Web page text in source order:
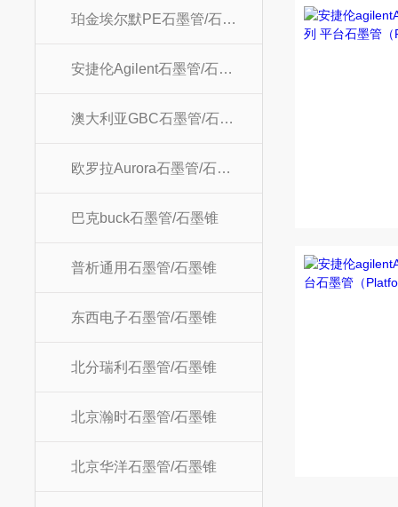
珀金埃尔默PE石墨管/石墨锥
安捷伦Agilent石墨管/石墨锥
澳大利亚GBC石墨管/石墨锥
欧罗拉Aurora石墨管/石墨锥
巴克buck石墨管/石墨锥
普析通用石墨管/石墨锥
东西电子石墨管/石墨锥
北分瑞利石墨管/石墨锥
北京瀚时石墨管/石墨锥
北京华洋石墨管/石墨锥